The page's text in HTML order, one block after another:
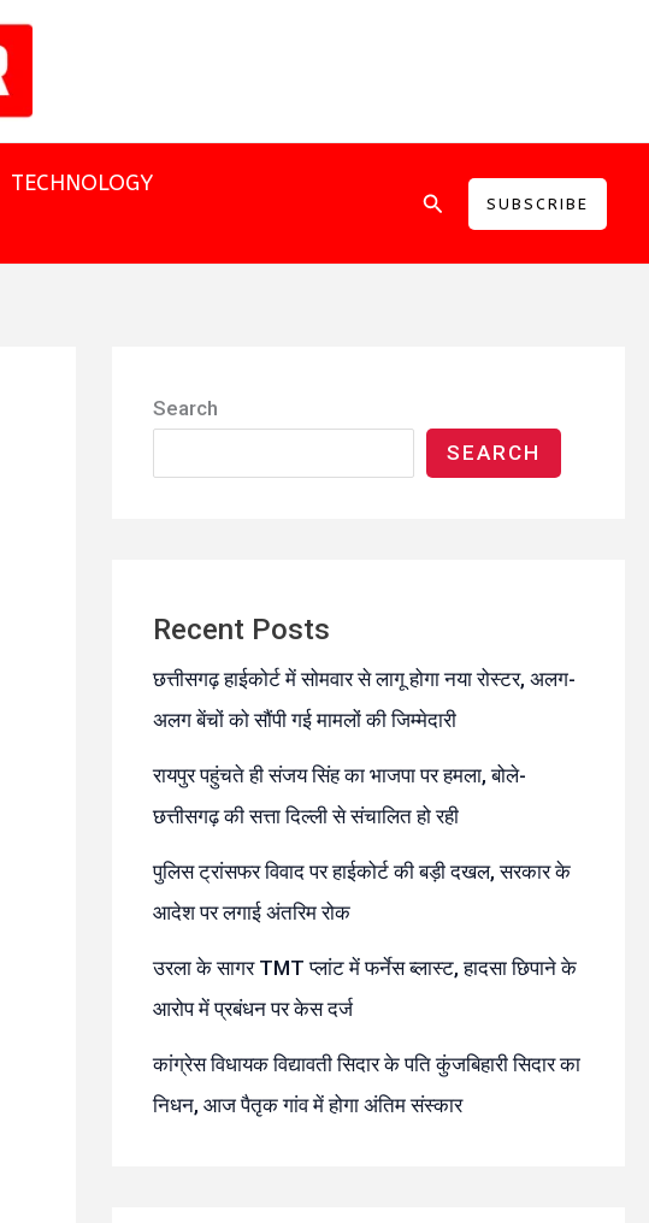
TECHNOLOGY
SearchSUBSCRIBE
Search
SEARCH
Recent Posts
छत्तीसगढ़ हाईकोर्ट में सोमवार से लागू होगा नया रोस्टर, अलग-
अलग बेंचों को सौंपी गई मामलों की जिम्मेदारी
रायपुर पहुंचते ही संजय सिंह का भाजपा पर हमला, बोले-
छत्तीसगढ़ की सत्ता दिल्ली से संचालित हो रही
पुलिस ट्रांसफर विवाद पर हाईकोर्ट की बड़ी दखल, सरकार के
आदेश पर लगाई अंतरिम रोक
उरला के सागर TMT प्लांट में फर्नेस ब्लास्ट, हादसा छिपाने के
आरोप में प्रबंधन पर केस दर्ज
कांग्रेस विधायक विद्यावती सिदार के पति कुंजबिहारी सिदार का
निधन, आज पैतृक गांव में होगा अंतिम संस्कार